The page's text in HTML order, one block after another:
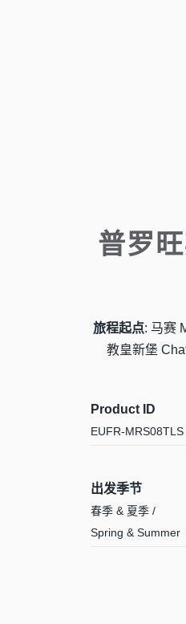
普罗
旅程起点: 马赛
教皇新堡
Product ID
EUFR-MRS08TLS
出发季节
春季 & 夏季 /
Spring & Summer